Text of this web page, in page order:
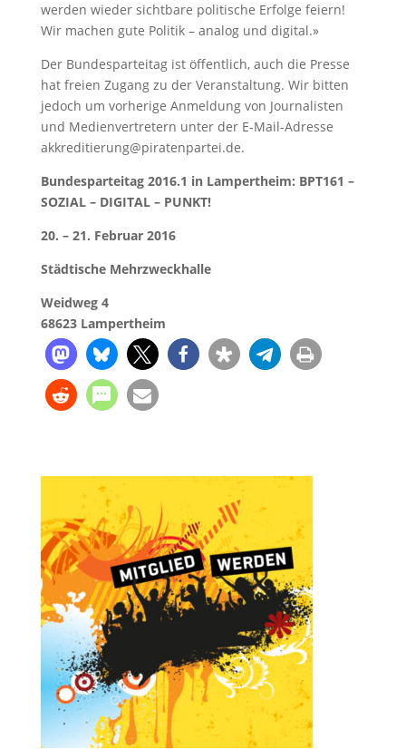
werden wieder sichtbare politische Erfolge feiern!
Wir machen gute Politik – analog und digital.»
Der Bundesparteitag ist öffentlich, auch die Presse
hat freien Zugang zu der Veranstaltung. Wir bitten
jedoch um vorherige Anmeldung von Journalisten
und Medienvertretern unter der E-Mail-Adresse
akkreditierung@piratenpartei.de.
Bundesparteitag 2016.1 in Lampertheim: BPT161 –
SOZIAL – DIGITAL – PUNKT!
20. – 21. Februar 2016
Städtische Mehrzweckhalle
Weidweg 4
68623 Lampertheim